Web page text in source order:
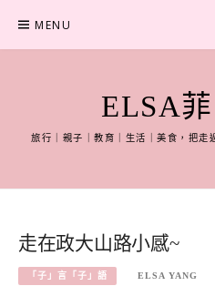
content
MENU
ELSA
旅行｜親子｜教育｜生活｜美食，把走
走在政大山路小感~
「子」言「子」語 ELSA YANG